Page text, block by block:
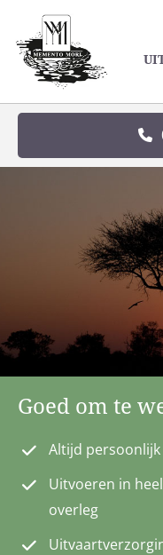
Goed om te
Altijd
Uitvoeren in
overleg
Goed om te
Altijd
Uitvoeren in
overleg